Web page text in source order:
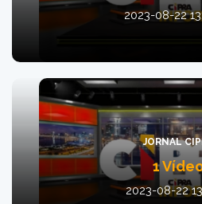
2023-08-22
JORNAL
1
2023-08-22